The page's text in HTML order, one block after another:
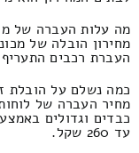
מה עלות העברה של
מחירון הובלה של
העברת רכבים התעריף הוא 440 ומקסימום
כמה נשלם על הובלת
מחיר העברה של
עד 260 שקל.